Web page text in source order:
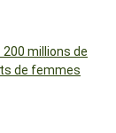
200 millions de
de femmes